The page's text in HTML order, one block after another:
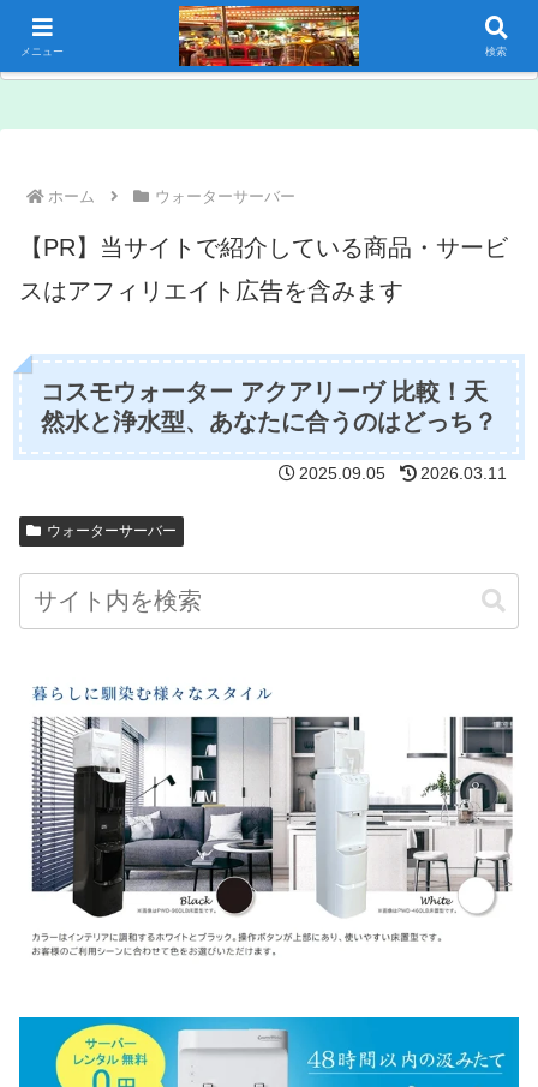
ホーム ウォーターサーバー
【PR】当サイトで紹介している商品・サービ
スはアフィリエイト広告を含みます
コスモウォーター アクアリーヴ 比較！天
然水と浄水型、あなたに合うのはどっち？
2025.09.05 2026.03.11
ウォーターサーバー
メニュー 検索